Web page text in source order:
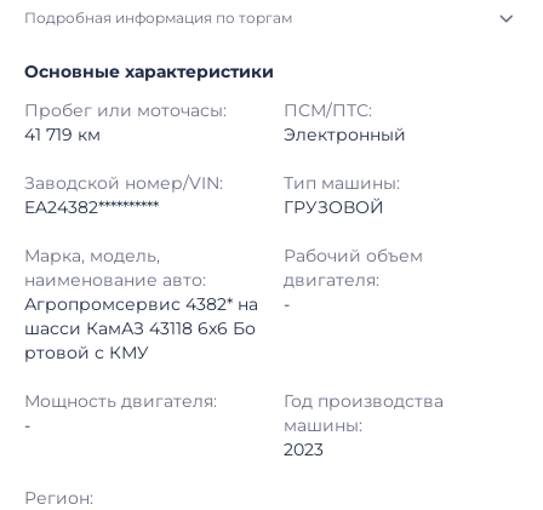
Подробная информация по торгам
Начало торгов: 05.08.2026, 09:06 МСК
Конец торгов: 12.08.2026, 09:06 МСК
Тип аукциона: Открытые торги
Шаг торгов: 50 000 ₽
Кол-во ставок:
Основные характеристики
Пробег или моточасы:
41 719 км
ПСМ/ПТС:
Электронный
Заводской номер/VIN:
EA24382**********
Тип машины:
ГРУЗОВОЙ
Марка, модель,
наименование авто:
Агропромсервис 4382* на
шасси КамАЗ 43118 6x6 Бо
ртовой с КМУ
Рабочий объем
двигателя:
-
Мощность двигателя:
-
Год производства
машины:
2023
Регион: